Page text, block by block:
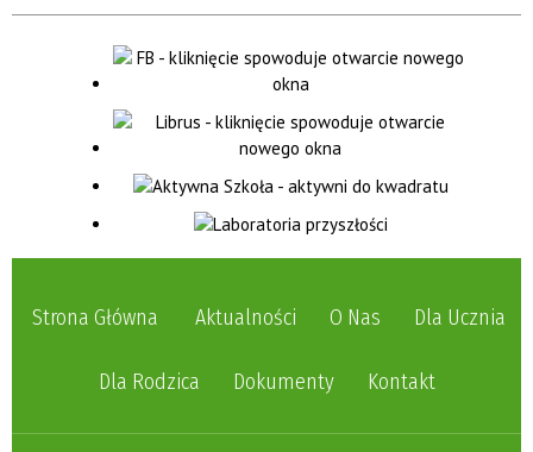
Strona Główna Aktualności O Nas Dla Ucznia
Dla Rodzica Dokumenty Kontakt